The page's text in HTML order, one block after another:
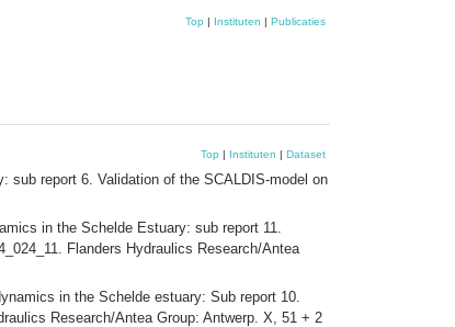
Top | Instituten | Publicaties
Top | Instituten | Dataset
sub report 6. Validation of the SCALDIS‐model on
in the Schelde Estuary: sub report 11.
Flanders Hydraulics Research/Antea
in the Schelde estuary: Sub report 10.
Research/Antea Group: Antwerp. X, 51 + 2